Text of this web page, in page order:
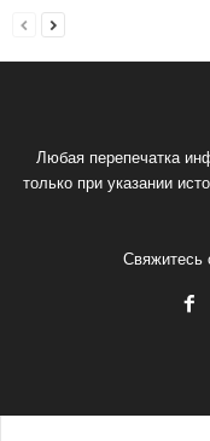
Любая перепечатка
только при указании
Свяжитесь